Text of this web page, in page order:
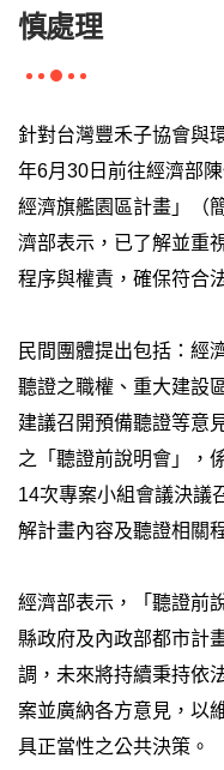
慎處理
針對台灣豐禾子協會與
年6月30日前往經濟部
經濟旗艦園區計畫」（
濟部表示，已了解並重
程序與權責，確保符合
民間團體提出包括：經
聽證之職權、重大建設
建議召開預備聽證等意
之「聽證前說明會」，
14次專案小組會議決議
解計畫內容及聽證相關
經濟部表示，「聽證前
縣政府及內政部都市計
調，未來將持續秉持依
案並廣納各方意見，以
具正當性之公共決策。